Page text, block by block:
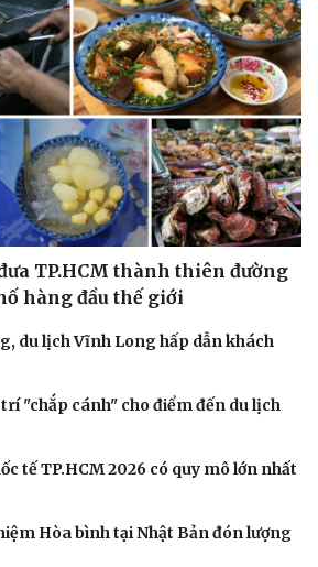
TP.HCM thành thiên đường
hàng đầu thế giới
du lịch Vĩnh Long hấp dẫn khách
"chắp cánh" cho điểm đến du lịch
tế TP.HCM 2026 có quy mô lớn nhất
Hòa bình tại Nhật Bản đón lượng